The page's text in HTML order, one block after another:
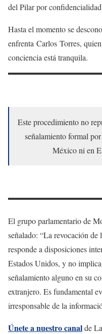
del Pilar por confidencialidad
Hasta el momento se
enfrenta Carlos Torres,
conciencia está tranquila.
Este procedimiento no
señalamiento formal
México ni en
El grupo parlamentario de
señalado: “La revocación de
responde a disposiciones
Estados Unidos, y no
señalamiento alguno en su
extranjero. Es fundamental
irresponsable de la
Únete a nuestro canalde